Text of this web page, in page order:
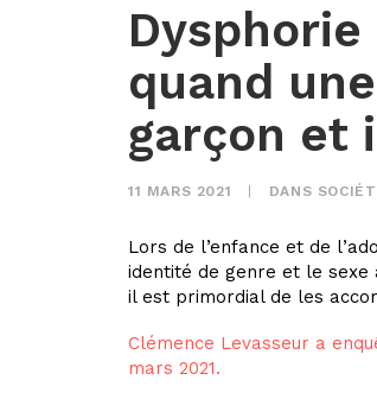
quand
garçon et
11 MARS 2021 DANS
Lors de l’enfance et de
identité de genre et le sexe
il est primordial de les
Clémence Levasseur a
mars 2021.